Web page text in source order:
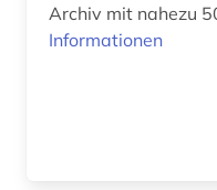
Archiv mit nahezu
Informationen